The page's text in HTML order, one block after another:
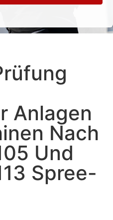
Anlagen
Nach
Und
Spree-